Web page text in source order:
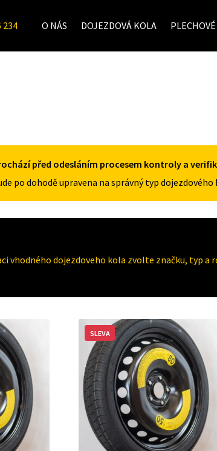
234 O NÁS DOJEZDOVÁ KOLA
před odesláním procesem kontroly a
po dohodě upravena na správný typ dojezdového
vhodného dojezdoveho kola zvolte značku, typ a
SLEVA